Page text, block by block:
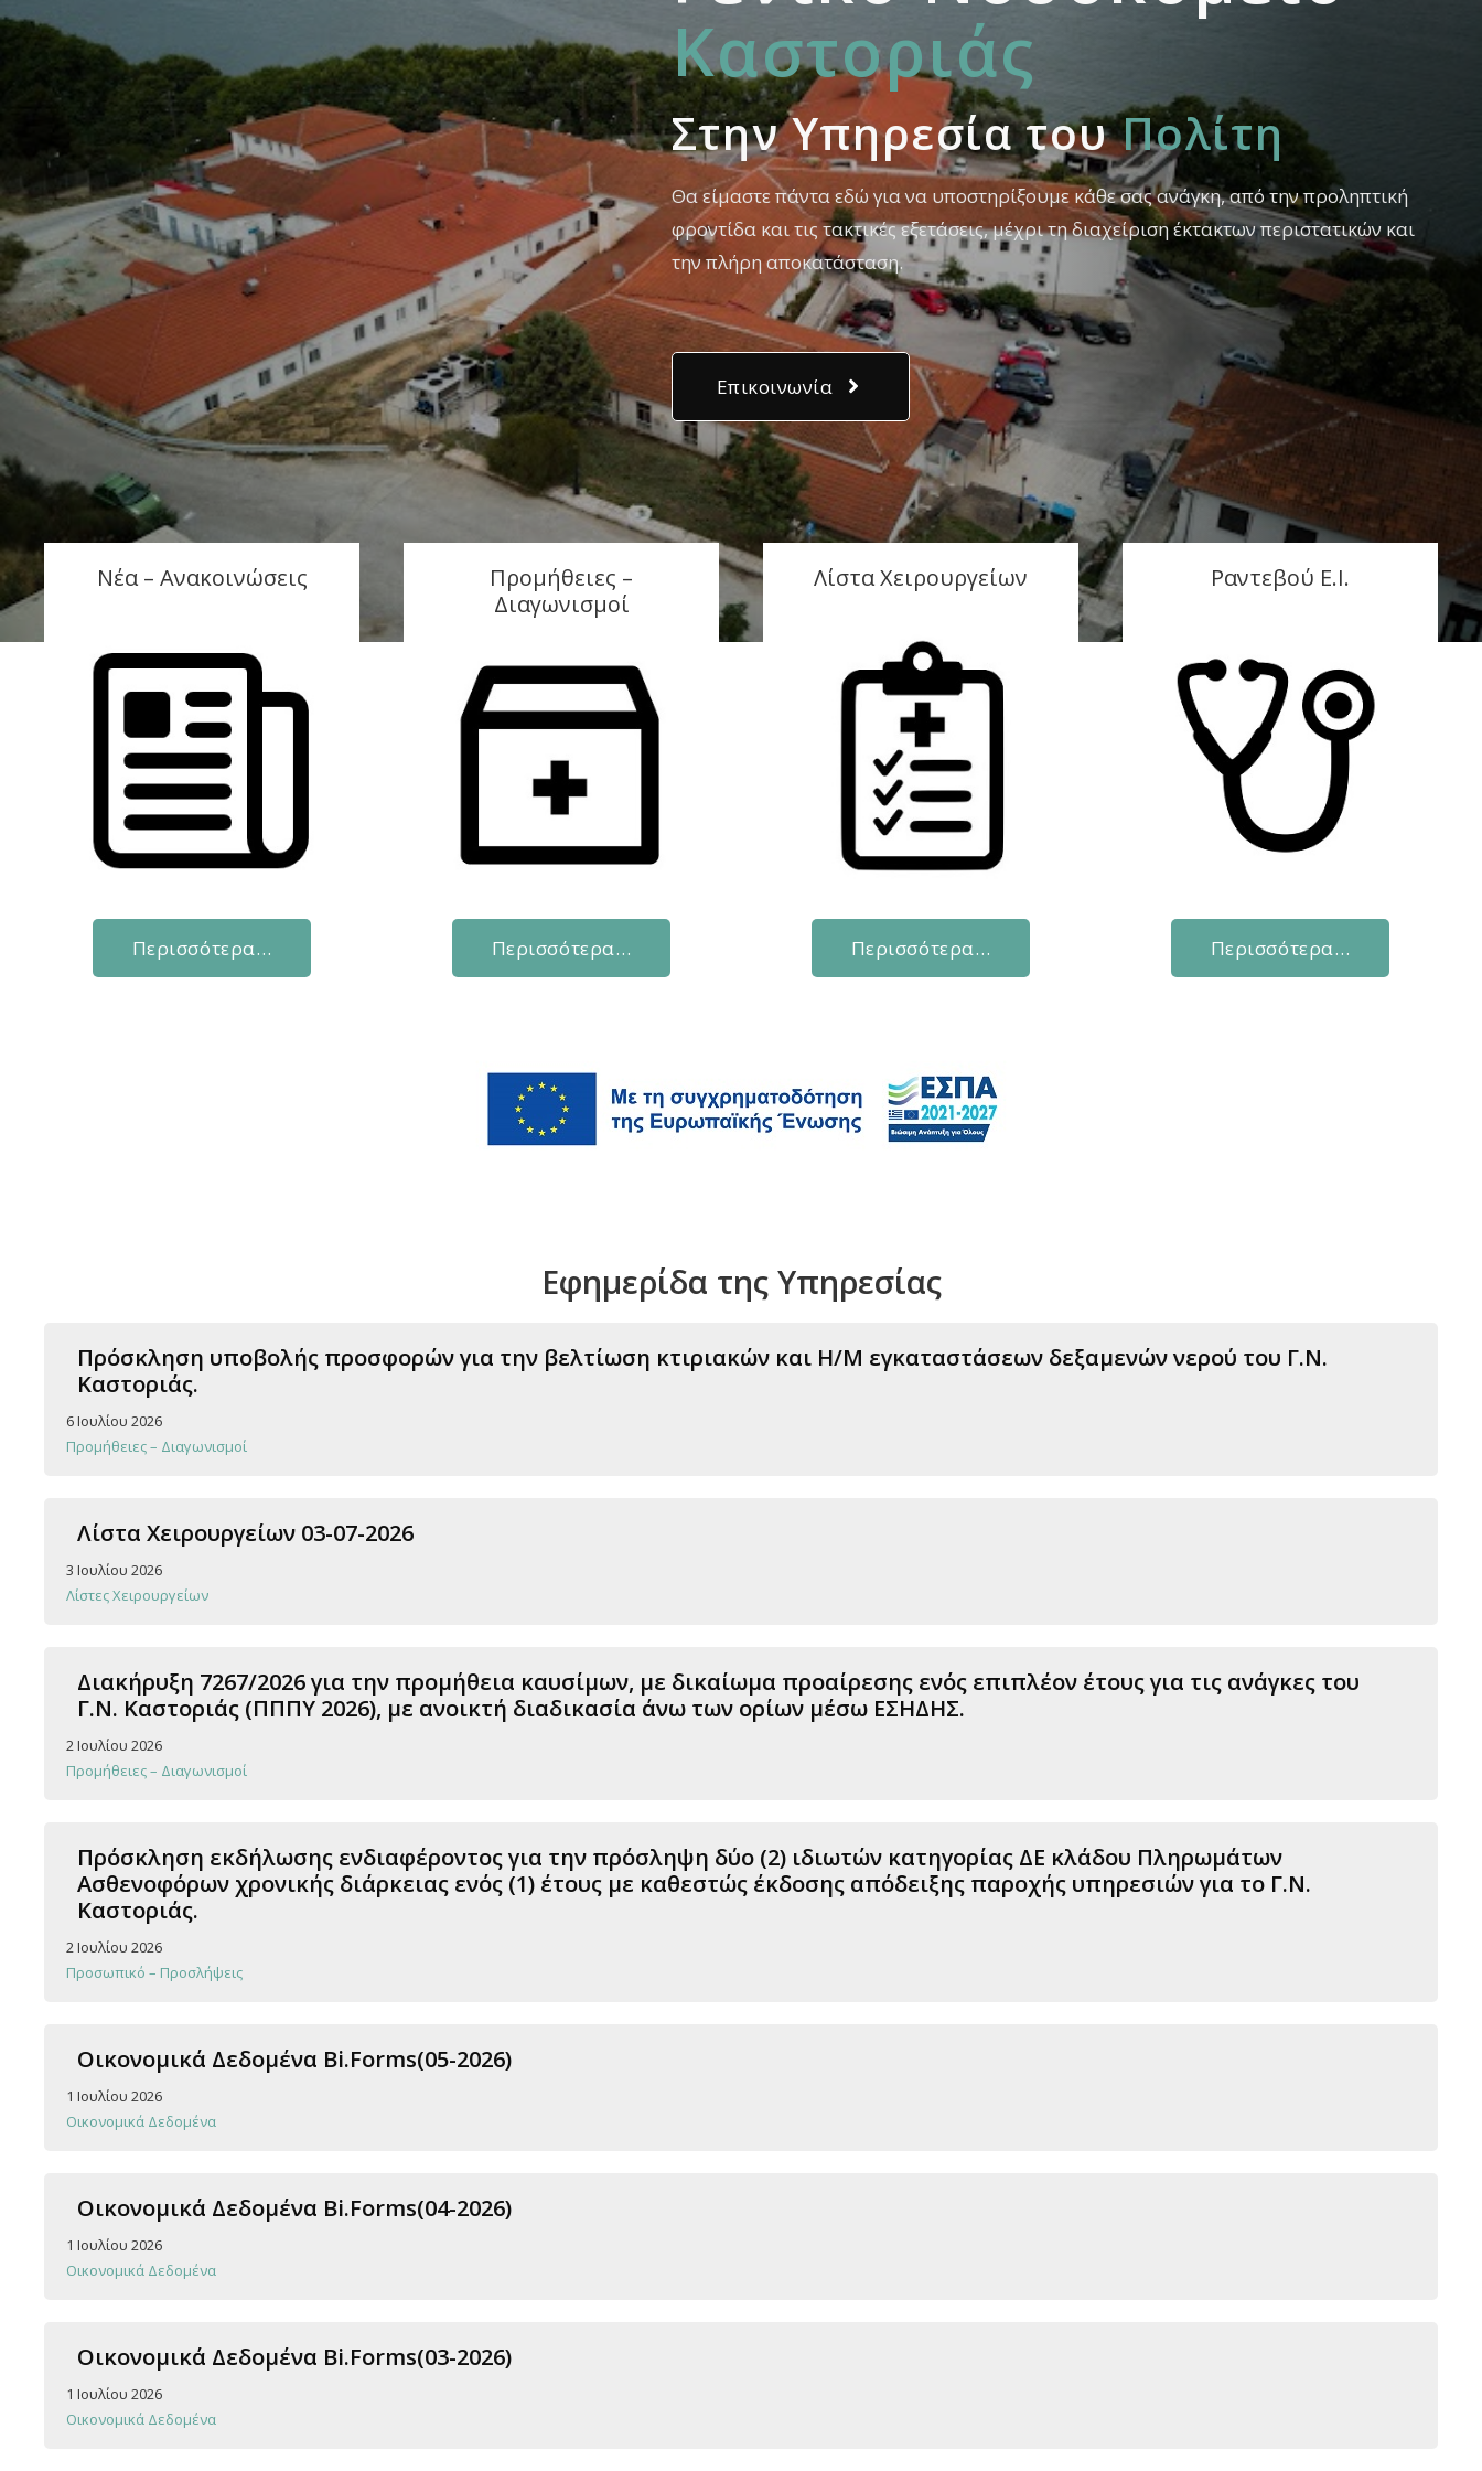
Καστοριάς
Στην Yπηρεσία τουΠολίτη
Θα είμαστε πάντα εδώ για να υποστηρίξουμε κάθε σας ανάγκη, από την προληπτική
φροντίδα και τις τακτικές εξετάσεις, μέχρι τη διαχείριση έκτακτων περιστατικών και
την πλήρη αποκατάσταση.
Επικοινωνία
Νέα – Ανακοινώσεις
Περισσότερα…
Προμήθειες –
Διαγωνισμοί
Περισσότερα…
Λίστα Χειρουργείων
Περισσότερα…
Ραντεβού Ε.Ι.
Περισσότερα…
Εφημερίδα της Υπηρεσίας
Πρόσκληση υποβολής προσφορών για την βελτίωση κτιριακών και Η/Μ εγκαταστάσεων δεξαμενών νερού του Γ.Ν.
Καστοριάς.
6 Ιουλίου 2026
Προμήθειες – Διαγωνισμοί
Λίστα Χειρουργείων 03-07-2026
3 Ιουλίου 2026
Λίστες Χειρουργείων
Διακήρυξη 7267/2026 για την προμήθεια καυσίμων, με δικαίωμα προαίρεσης ενός επιπλέον έτους για τις ανάγκες του
Γ.Ν. Καστοριάς (ΠΠΠΥ 2026), με ανοικτή διαδικασία άνω των ορίων μέσω ΕΣΗΔΗΣ.
2 Ιουλίου 2026
Προμήθειες – Διαγωνισμοί
Πρόσκληση εκδήλωσης ενδιαφέροντος για την πρόσληψη δύο (2) ιδιωτών κατηγορίας ΔΕ κλάδου Πληρωμάτων
Ασθενοφόρων χρονικής διάρκειας ενός (1) έτους με καθεστώς έκδοσης απόδειξης παροχής υπηρεσιών για το Γ.Ν.
Καστοριάς.
2 Ιουλίου 2026
Προσωπικό – Προσλήψεις
Οικονομικά Δεδομένα Bi.Forms(05-2026)
1 Ιουλίου 2026
Οικονομικά Δεδομένα
Οικονομικά Δεδομένα Bi.Forms(04-2026)
1 Ιουλίου 2026
Οικονομικά Δεδομένα
Οικονομικά Δεδομένα Bi.Forms(03-2026)
1 Ιουλίου 2026
Οικονομικά Δεδομένα